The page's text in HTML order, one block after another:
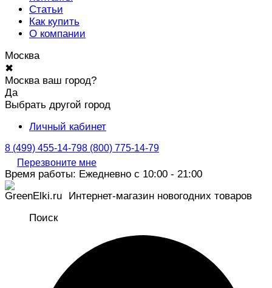
Статьи
Как купить
О компании
Москва
✖
Москва ваш город?
Да
Выбрать другой город
Личный кабинет
8 (499) 455-14-798 (800) 775-14-79
Перезвоните мне
Время работы: Ежедневно с 10:00 - 21:00
Интернет-магазин новогодних товаров
Поиск